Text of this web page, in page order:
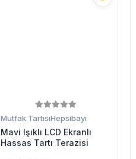
Mutfak TartısıHepsibayi
Mavi Işıklı LCD Ekranlı
Hassas Tartı Terazisi